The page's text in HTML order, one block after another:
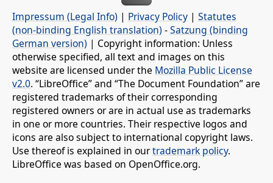
Impressum (Legal Info) | Privacy Policy | Statutes
(non-binding English translation) -Satzung (binding
German version) | Copyright information: Unless
otherwise specified, all text and images on this
website are licensed under the Mozilla Public License
v2.0. “LibreOffice” and “The Document Foundation” are
registered trademarks of their corresponding
registered owners or are in actual use as trademarks
in one or more countries. Their respective logos and
icons are also subject to international copyright laws.
Use thereof is explained in ourtrademark policy.
LibreOffice was based on OpenOffice.org.